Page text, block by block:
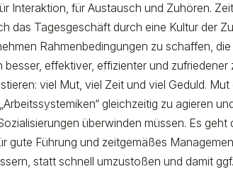
Interaktion, für Austausch und Zuhören.
das Tagesgeschäft durch eine Kultur der
Rahmenbedingungen zu schaffen,
effektiver, effizienter und zufriedener
viel Mut, viel Zeit und viel Geduld.
gleichzeitig zu agieren
überwinden müssen. Es
gute Führung und zeitgemäßes
statt schnell umzustoßen und damit